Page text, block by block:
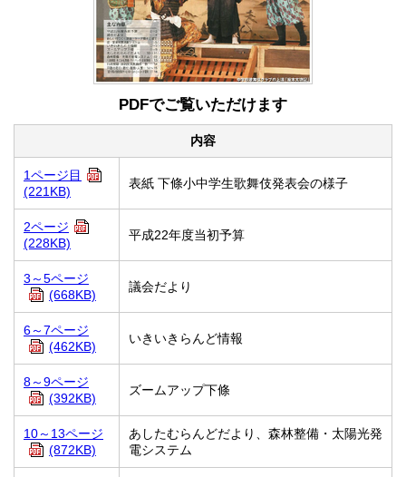
PDFでご覧いただけます
内容
1ページ目
(221KB)
表紙 下條小中学生歌舞伎発表会の様子
2ページ
(228KB)
平成22年度当初予算
3～5ページ
(668KB)
議会だより
6～7ページ
(462KB)
いきいきらんど情報
8～9ページ
(392KB)
ズームアップ下條
10～13ページ
(872KB)
あしたむらんどだより、森林整備・太陽光発
電システム